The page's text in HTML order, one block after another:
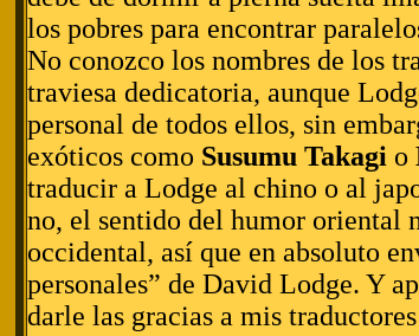
los pobres para encontrar
No conozco los nombres de los
traviesa dedicatoria, aunque
personal de todos ellos, sin
exóticos como Susumu Takagi o
traducir a Lodge al chino o al
no, el sentido del humor oriental
occidental, así que en absoluto
personales” de David Lodge. Y
darle las gracias a mis